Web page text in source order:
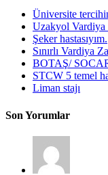
Üniversite
Uzakyol Vardiya
Şeker hastasıyım.
Sınırlı Vardiya
BOTAŞ/
STCW 5 temel
Liman stajı
Son Yorumlar